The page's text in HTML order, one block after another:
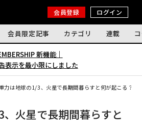
会員登録 ログイン
会員限定記事 カテゴリ 連載
新機能｜
表示を最小限にしました
重力は地球の1/3、火星で長期間暮らすと何が起こる？
火星で長期間暮らすと